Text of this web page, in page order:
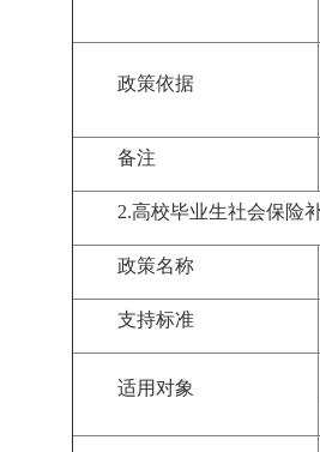
政策依据
备注
2.高校毕业生社会保险
政策名称
支持标准
适用对象